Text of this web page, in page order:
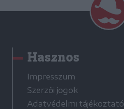
Hasznos
Impresszum
Szerzői jogok
Adatvédelmi tájékoztató